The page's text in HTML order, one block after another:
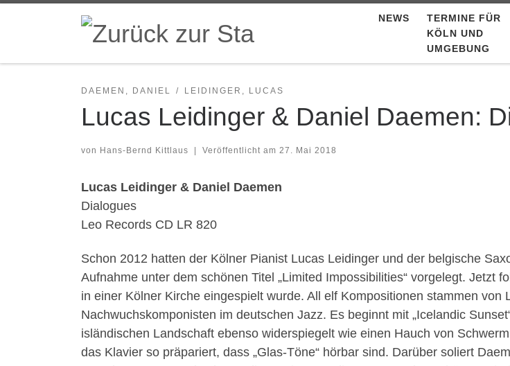
Zum Inhalt springen NEWS
TERMINE FÜR
KÖLN UND
UMGEBUNG
DAEMEN, DANIEL LEIDINGER, LUCAS
Lucas Leidinger & Daniel Daemen:
von Hans-Bernd Kittlaus | Veröffentlicht am 27. Mai 2018
Lucas Leidinger & Daniel Daemen
Dialogues
Leo Records CD LR 820
Schon 2012 hatten der Kölner Pianist Lucas Leidinger und der belgische
Aufnahme unter dem schönen Titel „Limited Impossibilities“ vorgelegt. Jetzt
in einer Kölner Kirche eingespielt wurde. All elf Kompositionen stammen von
Nachwuchskomponisten im deutschen Jazz. Es beginnt mit „Icelandic
isländischen Landschaft ebenso widerspiegelt wie einen Hauch von
das Klavier so präpariert, dass „Glas-Töne“ hörbar sind. Darüber soliert